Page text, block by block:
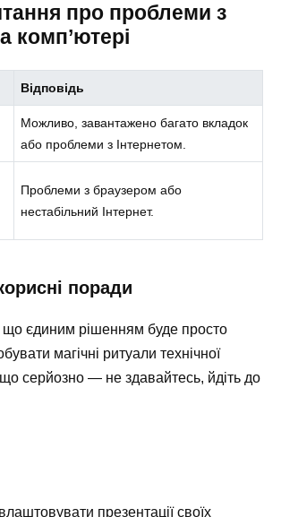
про проблеми з
комп’ютері
Відповідь
Можливо, завантажено багато вкладок
або проблеми з Інтернетом.
Проблеми з браузером або
нестабільний Інтернет.
поради
що єдиним рішенням буде просто
магічні ритуали технічної
серйозно — не здавайтесь, йдіть до
презентації своїх